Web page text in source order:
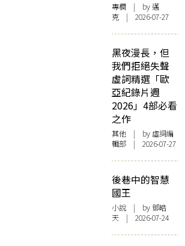
專欄 | by邁
克 | 2026-07-27
黑夜漫長，但
我們拒絕失聲
虛詞精選「歐
亞紀錄片週
2026」4部必看
之作
其他 | by 虛詞編
輯部 | 2026-07-27
後巷中的智慧
國王
小說 | by 鄧皓
天 | 2026-07-24